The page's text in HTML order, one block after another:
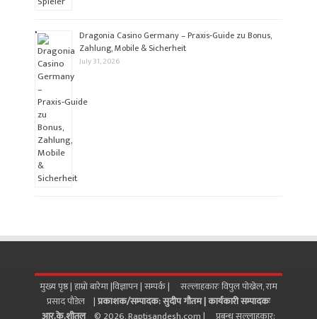
Dragonia Casino Germany – Praxis‑Guide zu Bonus,
Zahlung, Mobile & Sicherheit
July 31, 2026
मुख्य पृष्ठ |हाम्रो बारेमा|विज्ञापन|सम्पर्क| सल्लाहकारः विपुल पोख्रेल, राम
प्रसाद पाैडेल |प्रकाशक/सम्पादक: सुदीप गौतम |कार्यकारी सम्पादकः